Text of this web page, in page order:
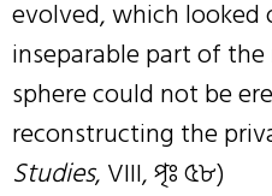
evolved, which looked
inseparable part of
sphere could not be
reconstructing the
Studies, VIII, পৃঃ ৫৮)